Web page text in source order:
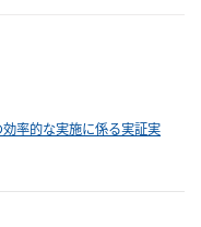
率的な実施に係る実証実